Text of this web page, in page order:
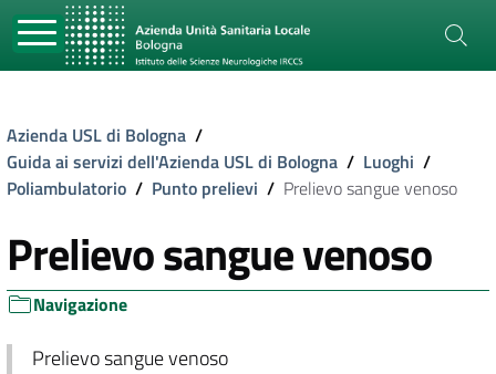
Azienda USL di Bologna /
Guida ai servizi dell'Azienda USL di Bologna / Luoghi /
Poliambulatorio / Punto prelievi / Prelievo sangue venoso
Prelievo sangue venoso
Navigazione
Prelievo sangue venoso